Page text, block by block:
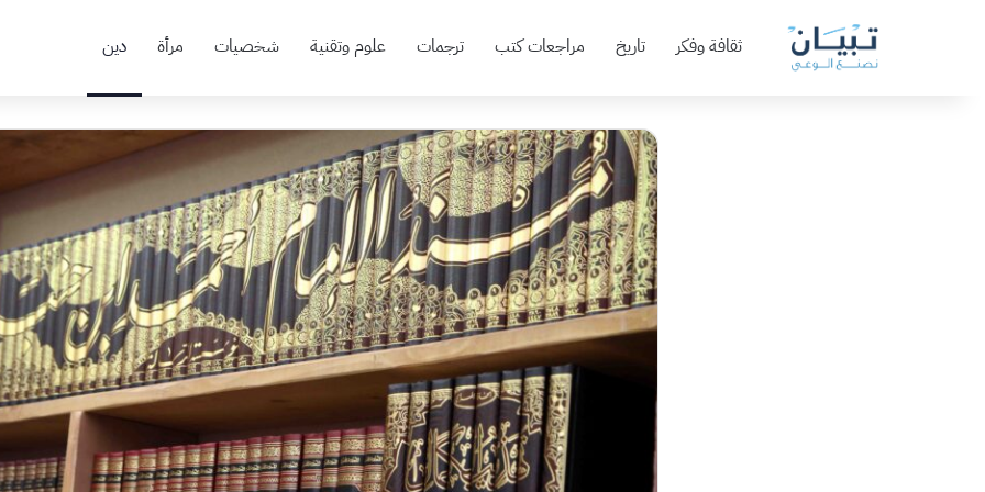
ثقافة وفكر تاريخ مراجعات كتب ترجمات علوم وتقنية شخصيات مرأة دين